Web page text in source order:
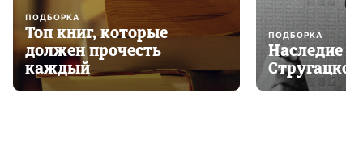
ПОДБОРКА
Топ книг, которые
должен прочесть
каждый
ПОДБОРКА
Наследие